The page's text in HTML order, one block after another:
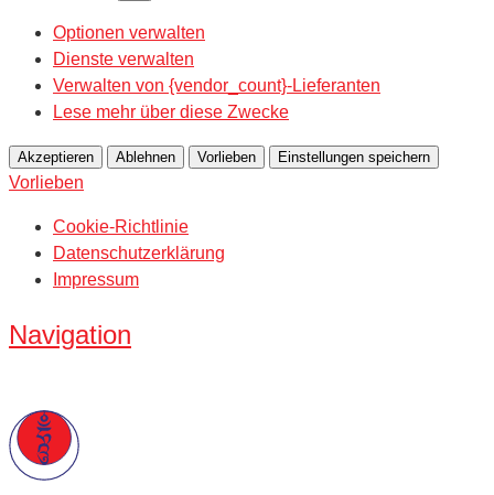
Optionen verwalten
Dienste verwalten
Verwalten von {vendor_count}-Lieferanten
Lese mehr über diese Zwecke
Akzeptieren Ablehnen Vorlieben Einstellungen speichern
Vorlieben
Cookie-Richtlinie
Datenschutzerklärung
Impressum
Navigation